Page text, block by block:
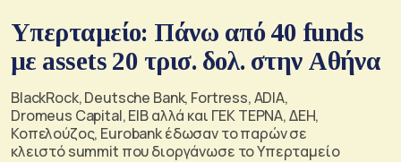
Υπερταμείο: Πάνω από 40 funds
με assets 20 τρισ. δολ. στην Αθήνα
BlackRock, Deutsche Bank, Fortress, ADIA,
Dromeus Capital, EIB αλλά και ΓΕΚ ΤΕΡΝΑ, ΔΕΗ,
Κοπελούζος, Eurobank έδωσαν το παρών σε
κλειστό summit που διοργάνωσε το Υπερταμείο